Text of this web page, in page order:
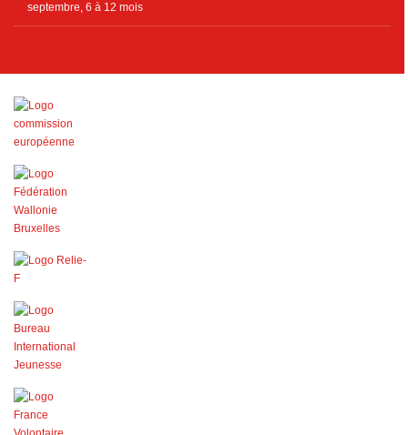
septembre, 6 à 12 mois